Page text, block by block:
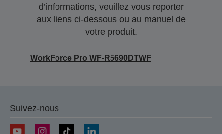
d’informations, veuillez vous reporter
aux liens ci-dessous ou au manuel de
votre produit.
WorkForce Pro WF-R5690DTWF
Suivez-nous